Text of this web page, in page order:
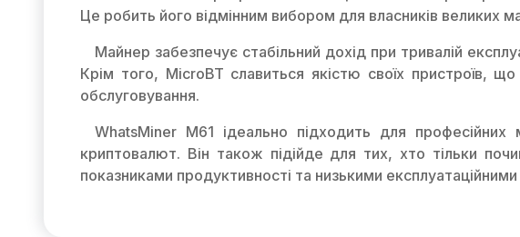
Це робить його відмінним вибором для власників
Майнер забезпечує стабільний дохід при тривалій
Крім того, MicroBT славиться якістю своїх пристроїв,
обслуговування.
WhatsMiner M61 ідеально підходить для
криптовалют. Він також підійде для тих, хто тільки
показниками продуктивності та низькими